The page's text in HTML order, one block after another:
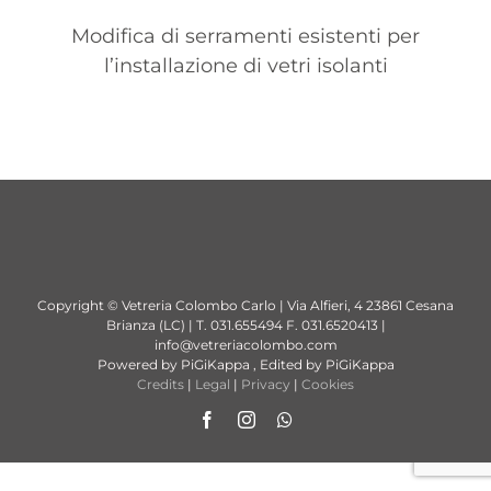
Modifica di serramenti esistenti per
l’installazione di vetri isolanti
Copyright © Vetreria Colombo Carlo | Via Alfieri, 4 23861 Cesana
Brianza (LC) | T. 031.655494 F. 031.6520413 |
info@vetreriacolombo.com
Powered by PiGiKappa , Edited by PiGiKappa
Credits | Legal | Privacy | Cookies
FacebookInstagram